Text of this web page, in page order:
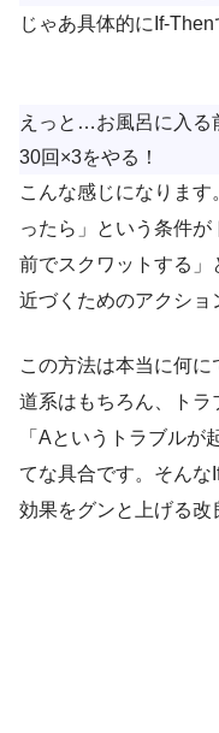
じゃあ具体的にIf-
えっと…お風呂に入る
30回×3をやる！
こんな感じになりま
ったら」という条件
前でスクワットする」
近づくためのアクショ
この方法は本当に何
道系はもちろん、トラ
「Aというトラブルが
てな具合です。そん
効果をグンと上げる改